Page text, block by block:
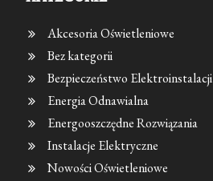
Akcesoria Oświetleniowe
Bez kategorii
Bezpieczeństwo Elektroinstalacji
Energia Odnawialna
Energooszczędne Rozwiązania
Instalacje Elektryczne
Nowości Oświetleniowe